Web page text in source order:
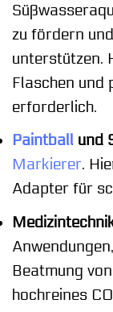
zu fördern
unterstützen.
Flaschen und
erforderlich.
Paintball und
Markierer.
Adapter für
Beatmung
hochreines